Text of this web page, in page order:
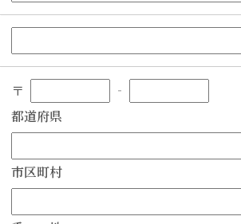
〒
‐
都道府県
市区町村